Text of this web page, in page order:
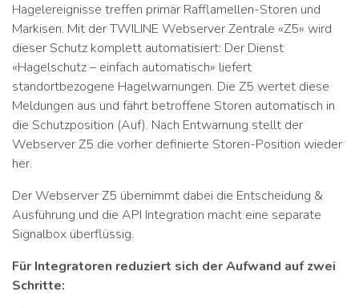
Hagelereignisse treffen primär Rafflamellen-Storen und
Markisen. Mit der TWILINE Webserver Zentrale «Z5» wird
dieser Schutz komplett automatisiert: Der Dienst
«Hagelschutz – einfach automatisch» liefert
standortbezogene Hagelwarnungen. Die Z5 wertet diese
Meldungen aus und fährt betroffene Storen automatisch in
die Schutzposition (Auf). Nach Entwarnung stellt der
Webserver Z5 die vorher definierte Storen-Position wieder
her.
Der Webserver Z5 übernimmt dabei die Entscheidung &
Ausführung und die API Integration macht eine separate
Signalbox überflüssig.
Für Integratoren reduziert sich der Aufwand auf zwei
Schritte: